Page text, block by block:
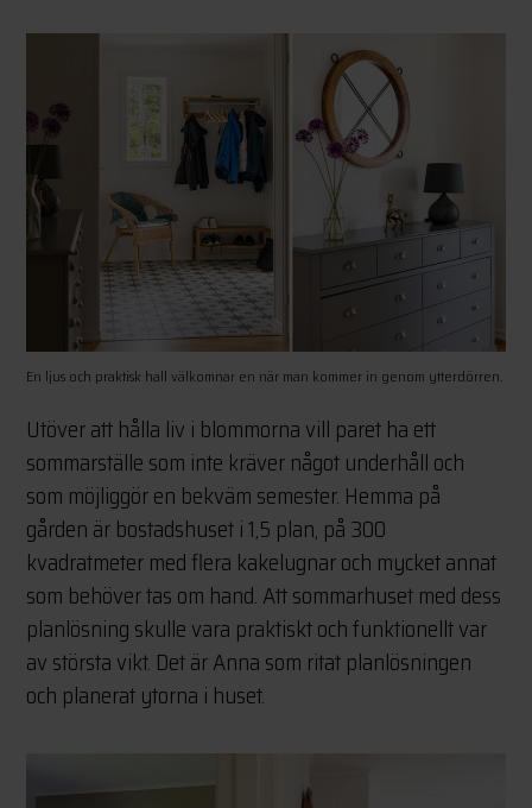
En ljus och praktisk hall välkomnar en när man kommer in genom ytterdörren.
Utöver att hålla liv i blommorna vill paret ha ett
sommarställe som inte kräver något underhåll och
som möjliggör en bekväm semester. Hemma på
gården är bostadshuset i 1,5 plan, på 300
kvadratmeter med flera kakelugnar och mycket annat
som behöver tas om hand. Att sommarhuset med dess
planlösning skulle vara praktiskt och funktionellt var
av största vikt. Det är Anna som ritat planlösningen
och planerat ytorna i huset.